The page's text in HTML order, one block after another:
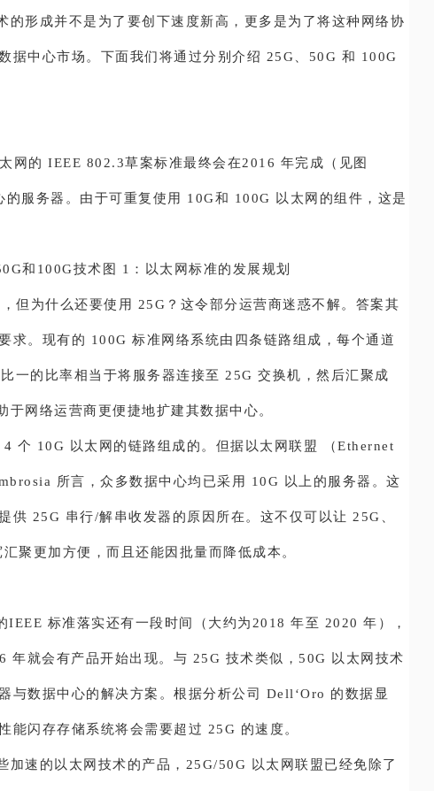
的形成并不是为了要创下速度新高，更多是为了将这种网络协
据中心市场。下面我们将通过分别介绍 25G、50G 和 100G
网的 IEEE 802.3草案标准最终会在2016 年完成（见图
的服务器。由于可重复使用 10G和 100G 以太网的组件，这是
和100G技术图 1：以太网标准的发展规划
但为什么还要使用 25G？这令部分运营商迷惑不解。答案其
求。现有的 100G 标准网络系统由四条链路组成，每个通道
一的比率相当于将服务器连接至 25G 交换机，然后汇聚成
于网络运营商更便捷地扩建其数据中心。
个 10G 以太网的链路组成的。但据以太网联盟 （Ethernet
所言，众多数据中心均已采用 10G 以上的服务器。这
供 25G 串行/解串收发器的原因所在。这不仅可以让 25G、
聚更加方便，而且还能因批量而降低成本。
IEEE 标准落实还有一段时间（大约为2018 年至 2020 年），
年就会有产品开始出现。与 25G 技术类似，50G 以太网技术
与数据中心的解决方案。根据分析公司 Dell‘Oro 的数据显
能闪存存储系统将会需要超过 25G 的速度。
加速的以太网技术的产品，25G/50G 以太网联盟已经免除了